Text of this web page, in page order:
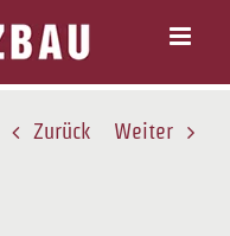
Zurück Weiter